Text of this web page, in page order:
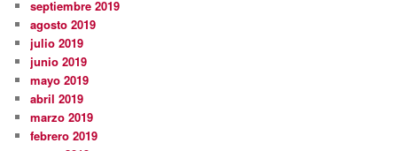
septiembre 2019
agosto 2019
julio 2019
junio 2019
mayo 2019
abril 2019
marzo 2019
febrero 2019